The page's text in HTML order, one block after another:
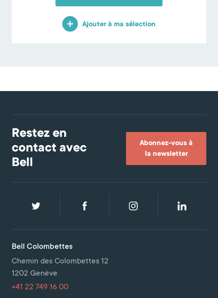
Ajouter à ma sélection
Restez en
contact avec
Bell
Abonnez-vous à
la newsletter
Bell Colombettes
Chemin des Colombettes 12
1202 Genève
+41 22 749 16 00